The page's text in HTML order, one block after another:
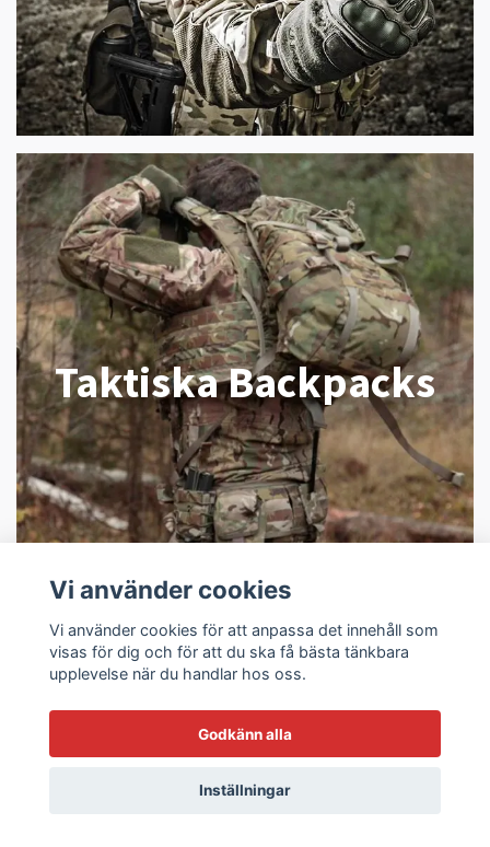
Taktiska Backpacks
Vi använder cookies
Vi använder cookies för att anpassa det innehåll som
visas för dig och för att du ska få bästa tänkbara
upplevelse när du handlar hos oss.
Godkänn alla
Inställningar